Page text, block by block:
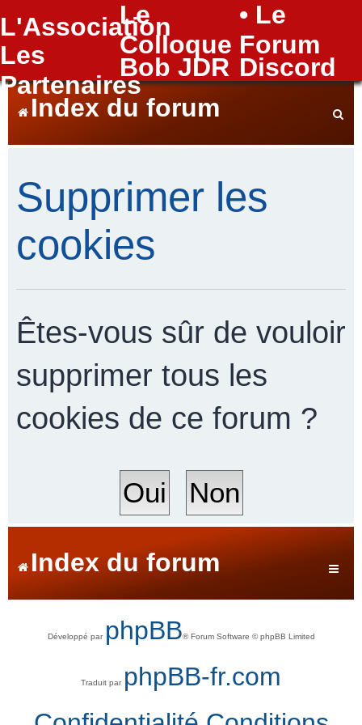
L'Association
Le
Colloque
• Le
Forum
Les
Partenaires
Bob JDR Discord
FAQ
Index du forum
h
h
e
Supprimer les
cookies
Êtes-vous sûr de vouloir
supprimer tous les
cookies de ce forum ?
Index du forum
Développé par phpBB® Forum Software © phpBB Limited
Traduit par phpBB-fr.com